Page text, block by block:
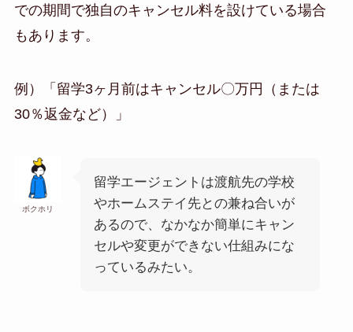
での期間で独自のキャンセル料を設けている場合
もあります。
例）「留学3ヶ月前はキャンセル〇万円（または
30％返金など）」
ボクホリ
留学エージェントは渡航先の学校
やホームステイ先との兼ね合いが
あるので、なかなか簡単にキャン
セルや変更ができない仕組みにな
っているみたい。